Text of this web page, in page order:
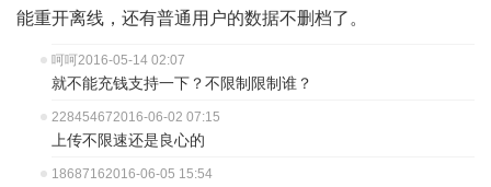
能重开离线，还有普通用户的数据不删档了。
呵呵2016-05-14 02:07
就不能充钱支持一下？不限制限制谁？
228454672016-06-02 07:15
上传不限速还是良心的
18687162016-06-05 15:54